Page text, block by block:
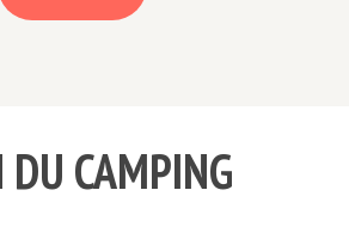
CAMPING